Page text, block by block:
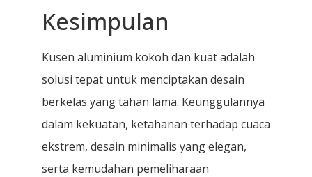
Kesimpulan
Kusen aluminium kokoh dan kuat adalah
solusi tepat untuk menciptakan desain
berkelas yang tahan lama. Keunggulannya
dalam kekuatan, ketahanan terhadap cuaca
ekstrem, desain minimalis yang elegan,
serta kemudahan pemeliharaan